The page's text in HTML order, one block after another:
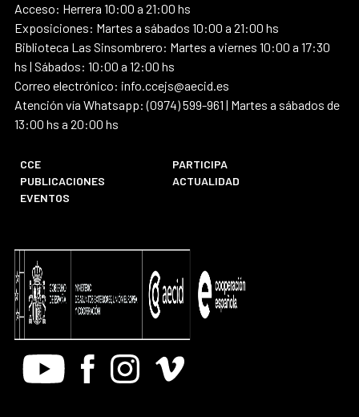
Acceso: Herrera 10:00 a 21:00 hs
Exposiciones: Martes a sábados 10:00 a 21:00 hs
Biblioteca Las Sinsombrero: Martes a viernes 10:00 a 17:30
hs | Sábados: 10:00 a 12:00 hs
Correo electrónico: info.ccejs@aecid.es
Atención vía Whatsapp: (0974) 599-961 | Martes a sábados de
13:00 hs a 20:00 hs
CCE
PARTICIPA
PUBLICACIONES
ACTUALIDAD
EVENTOS
Youtube FacebookInstagram
Vimeo